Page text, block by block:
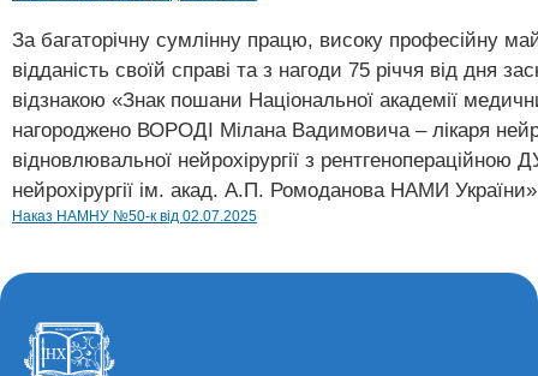
За багаторічну сумлінну працю, високу професійну
відданість своїй справі та з нагоди 75 річчя від дня
відзнакою «Знак пошани Національної академії
нагороджено ВОРОДІ Мілана Вадимовича – лікаря
відновлювальної нейрохірургії з рентгенопераційною
нейрохірургії ім. акад. А.П. Ромоданова НАМИ України»
Наказ НАМНУ №50-к від 02.07.2025